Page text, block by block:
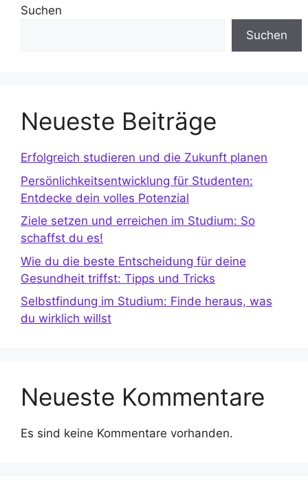
Suchen
Suchen
Neueste Beiträge
Erfolgreich studieren und die Zukunft planen
Persönlichkeitsentwicklung für Studenten:
Entdecke dein volles Potenzial
Ziele setzen und erreichen im Studium: So
schaffst du es!
Wie du die beste Entscheidung für deine
Gesundheit triffst: Tipps und Tricks
Selbstfindung im Studium: Finde heraus, was
du wirklich willst
Neueste Kommentare
Es sind keine Kommentare vorhanden.